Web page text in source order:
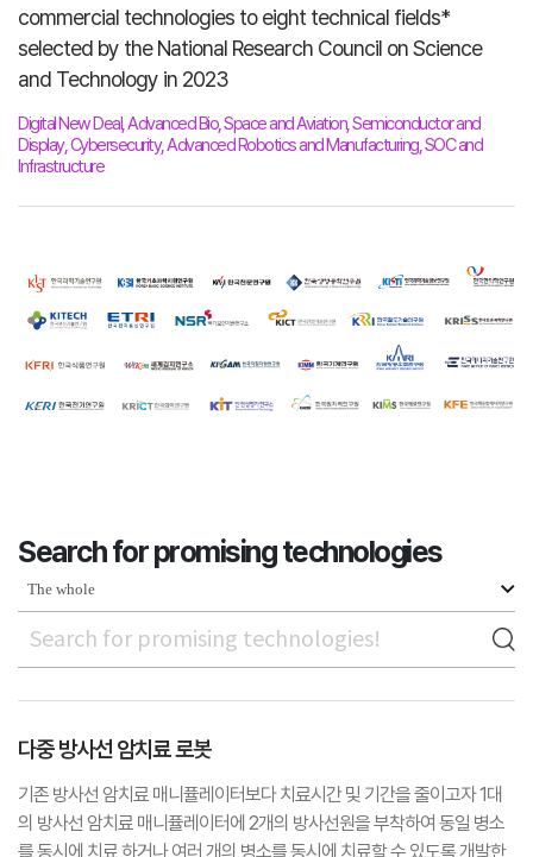
commercial technologies to eight technical fields*
selected by the National Research Council on Science
and Technology in 2023
Digital New Deal, Advanced Bio, Space and Aviation, Semiconductor and
Display, Cybersecurity, Advanced Robotics and Manufacturing, SOC and
Infrastructure
Search for promising technologies
다중 방사선 암치료 로봇
기존 방사선 암치료 매니퓰레이터보다 치료시간 및 기간을 줄이고자 1대
의 방사선 암치료 매니퓰레이터에 2개의 방사선원을 부착하여 동일 병소
를 동시에 치료 하거나 여러 개의 병소를 동시에 치료할 수 있도록 개발한